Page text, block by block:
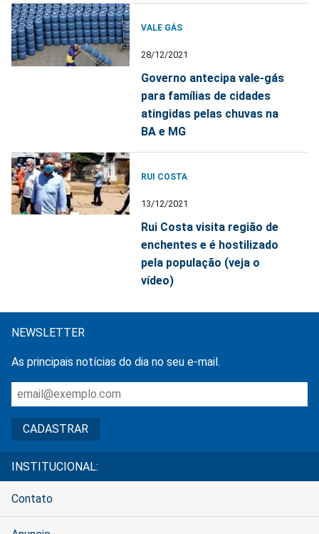
VALE GÁS
28/12/2021
Governo antecipa vale-gás
para famílias de cidades
atingidas pelas chuvas na
BA e MG
RUI COSTA
13/12/2021
Rui Costa visita região de
enchentes e é hostilizado
pela população (veja o
vídeo)
NEWSLETTER
As principais notícias do dia no seu e-mail.
INSTITUCIONAL:
Contato